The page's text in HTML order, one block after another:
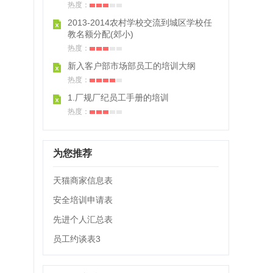
热度：
2013-2014农村学校交流到城区学校任
教名额分配(郊小)
热度：
新入客户部市场部员工的培训大纲
热度：
1.厂规厂纪员工手册的培训
热度：
为您推荐
天猫商家信息表
安全培训申请表
先进个人汇总表
员工约谈表3